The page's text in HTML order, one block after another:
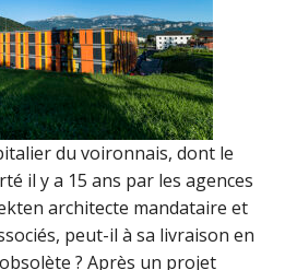
du voironnais, dont le
il y a 15 ans par les agences
architecte mandataire et
peut-il à sa livraison en
? Après un projet